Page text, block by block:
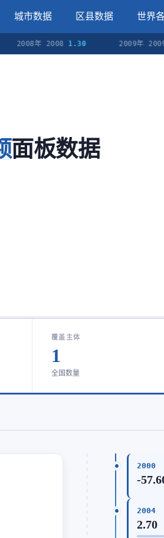
城市数据 区县数据 世界
年 2008 1.30 2009年 2009 -
面板数据
覆盖主体
1
全国数量
2000
-
2004
2.70